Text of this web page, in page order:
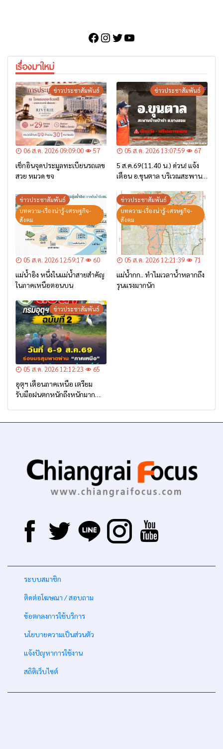
Facebook
Instagram
Twitter
YouTube
เรื่องมาใหม่
ข่าวประชาสัมพันธ์
06 ส.ค. 2026 09:09:00 57
เช็กอินจุดประมูลทะเบียนรถเลข
สวย หมวด ขจ
ข่าวประชาสัมพันธ์
05 ส.ค. 2026 13:07:59 67
5 ส.ค.69(11.40 น.) ด่วน! แจ้ง
เตือน อ.ขุนตาล บริเวณสะพาน
– เตรียมการอพยพ”
ข่าวประชาสัมพันธ์
บทความ-เรื่องน่ารู้-เศรษฐกิจ-
สังคม
05 ส.ค. 2026 12:59:17 60
แม่น้ำอิง หนึ่งในแม่น้ำสายสำคัญ
ในภาคเหนือตอนบน
ข่าวประชาสัมพันธ์
บทความ-เรื่องน่ารู้-เศรษฐกิจ-
สังคม
05 ส.ค. 2026 12:21:39 71
แม่น้ำกก.. ทำไมเวลาน้ำหลากถึง
รุนแรงมากนัก
ข่าวประชาสัมพันธ์
05 ส.ค. 2026 12:12:23 65
อุตุฯ เตือนภาคเหนือ เตรียม
รับมือฝนตกหนักถึงหนักมาก
ระบบสมาชิก
ติดต่อโฆษณา / สอบถาม
ข้อตกลงการใช้บริการ
นโยบายความเป็นส่วนตัว
แจ้งปัญหาการใช้งาน
สถิติเว็บไซต์